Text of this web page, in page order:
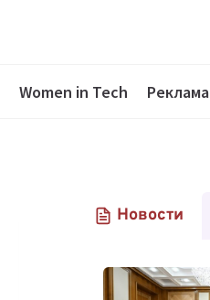
Women in Tech Реклама
Новости